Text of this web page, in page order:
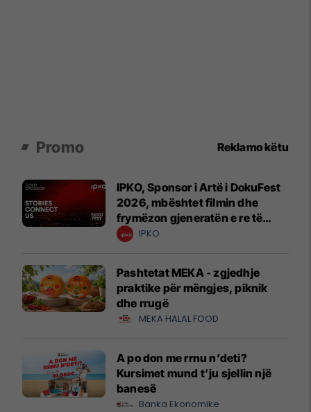
Promo Reklamo këtu
IPKO, Sponsor i Artë i DokuFest
2026, mbështet filmin dhe
frymëzon gjeneratën e re të
krijuesve
IPKO
Pashtetat MEKA - zgjedhje
praktike për mëngjes, piknik
dhe rrugë
MEKA HALAL FOOD
A po don me rrnu n’deti?
Kursimet mund t’ju sjellin një
banesë
Banka Ekonomike